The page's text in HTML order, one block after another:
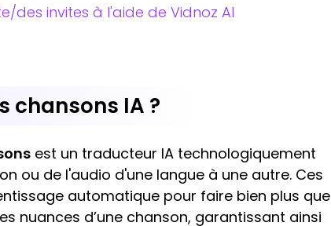
des invites à l'aide de Vidnoz AI
chansons IA ?
est un traducteur IA technologiquement
ou de l'audio d'une langue à une autre. Ces
automatique pour faire bien plus que
nuances d’une chanson, garantissant ainsi